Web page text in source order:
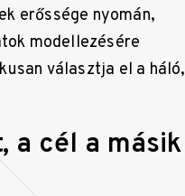
erőssége nyomán,
modellezésére
választja el a háló,
a cél a másik